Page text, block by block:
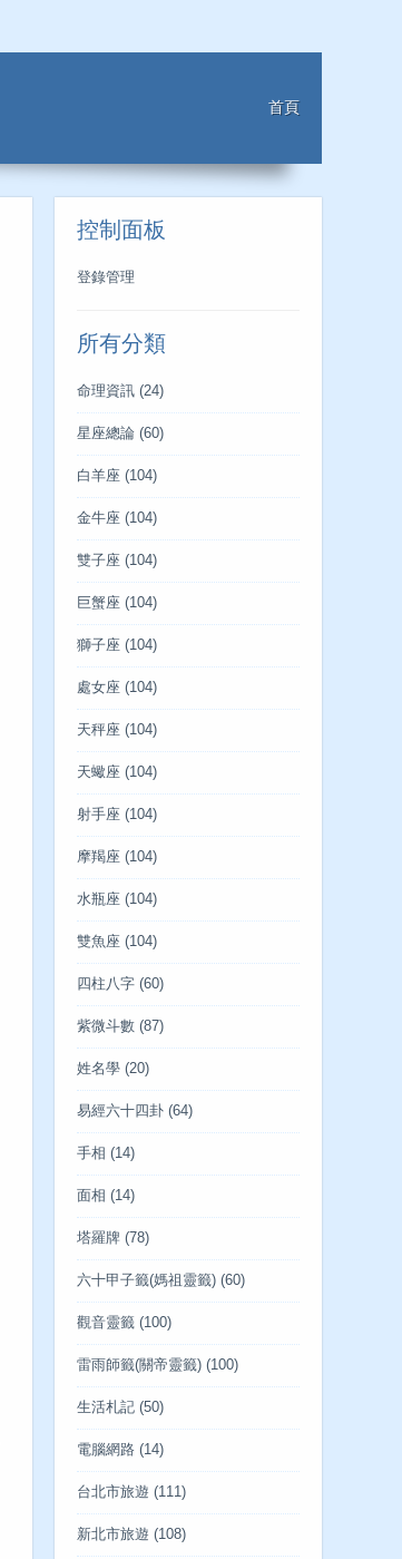
首頁
控制面板
登錄管理
所有分類
命理資訊 (24)
星座總論 (60)
白羊座 (104)
金牛座 (104)
雙子座 (104)
巨蟹座 (104)
獅子座 (104)
處女座 (104)
天秤座 (104)
天蠍座 (104)
射手座 (104)
摩羯座 (104)
水瓶座 (104)
雙魚座 (104)
四柱八字 (60)
紫微斗數 (87)
姓名學 (20)
易經六十四卦 (64)
手相 (14)
面相 (14)
塔羅牌 (78)
六十甲子籤(媽祖靈籤) (60)
觀音靈籤 (100)
雷雨師籤(關帝靈籤) (100)
生活札記 (50)
電腦網路 (14)
台北市旅遊 (111)
新北市旅遊 (108)